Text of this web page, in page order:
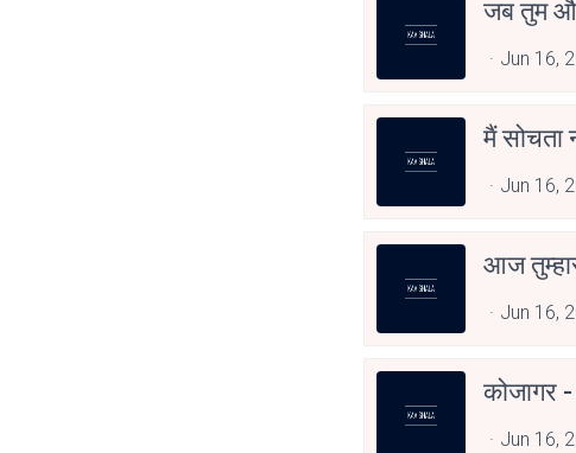
जब तुम
Jun 16,
मैं सोचता
Jun 16,
आज
Jun 16,
कोजागर
Jun 16,